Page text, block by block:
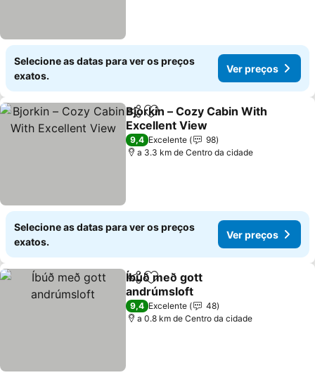
Selecione as datas para ver os preços
exatos.
Ver preços
PartilharAdicionar aos favoritos
Bjorkin – Cozy Cabin With
Excellent View
Ver preços
9,4 Excelente
98
a 3.3 km de Centro da cidade
Selecione as datas para ver os preços
exatos.
Ver preços
PartilharAdicionar aos favoritos
Íbúð með gott
andrúmsloft
Ver preços
9,4 Excelente
48
a 0.8 km de Centro da cidade